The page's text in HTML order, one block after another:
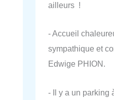
ailleurs !
- Accueil
sympathique et
Edwige PHION.
- Il y a un parking